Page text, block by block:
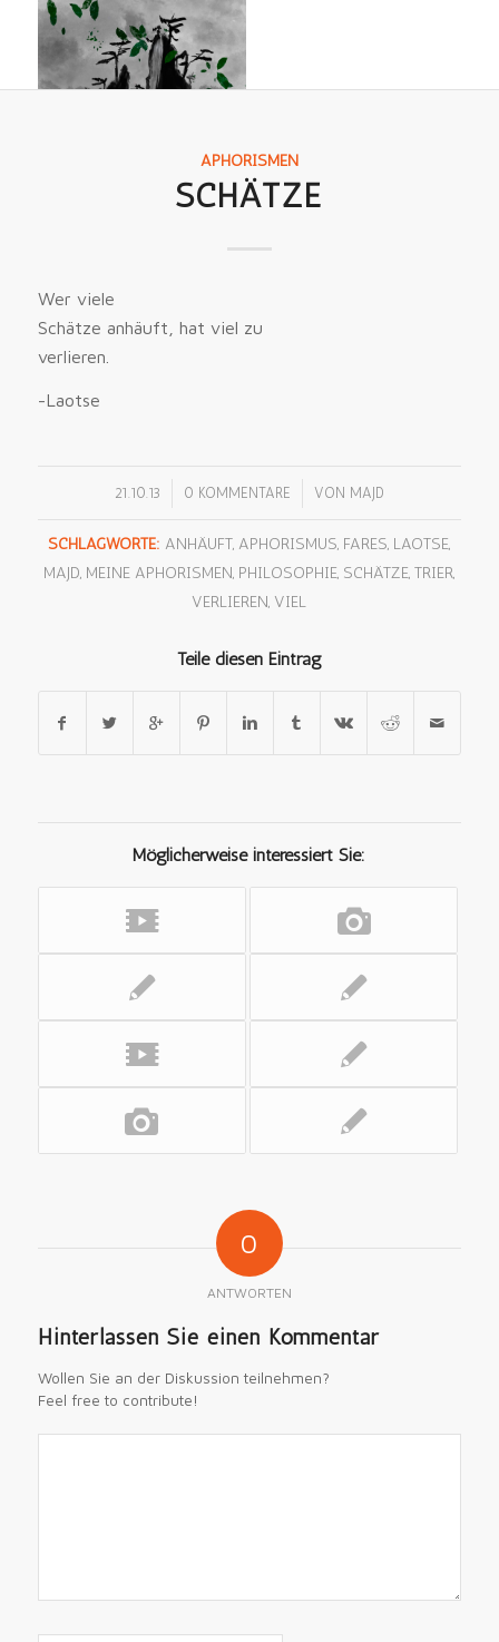
APHORISMEN
SCHÄTZE
Wer viele
Schätze anhäuft, hat viel zu
verlieren.
-Laotse
21.10.13 0 KOMMENTARE
/ VON MAJD
SCHLAGWORTE: ANHÄUFT, APHORISMUS, FARES, LAOTSE,
MAJD, MEINE APHORISMEN, PHILOSOPHIE, SCHÄTZE,TRIER,
VERLIEREN, VIEL
Teile diesen Eintrag
Möglicherweise interessiert Sie:
0
ANTWORTEN
Hinterlassen Sie einen Kommentar
Wollen Sie an der Diskussion teilnehmen?
Feel free to contribute!